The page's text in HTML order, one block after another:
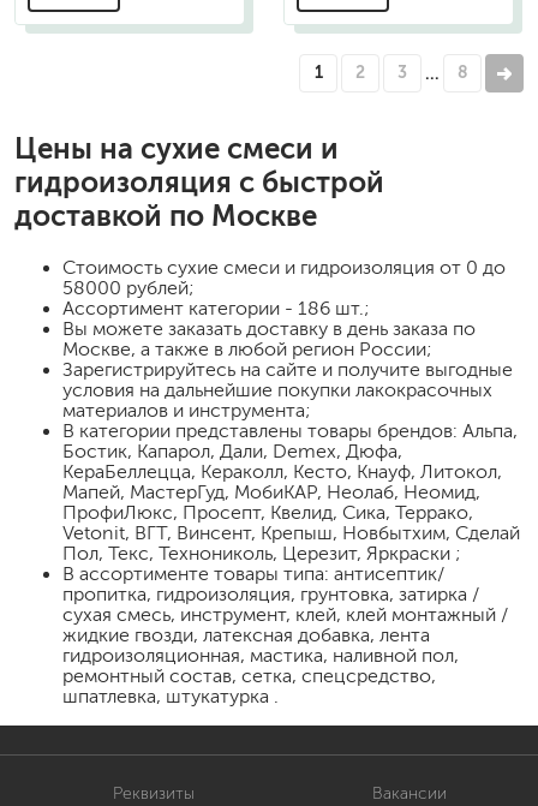
1 2 3 … 8
Цены на сухие смеси и
гидроизоляция с быстрой
доставкой по Москве
Стоимость сухие смеси и гидроизоляция от 0 до
58000 рублей;
Ассортимент категории - 186 шт.;
Вы можете заказать доставку в день заказа по
Москве, а также в любой регион России;
Зарегистрируйтесь на сайте и получите выгодные
условия на дальнейшие покупки лакокрасочных
материалов и инструмента;
В категории представлены товары брендов: Альпа,
Бостик, Капарол, Дали, Demex, Дюфа,
КераБеллецца, Кераколл, Кесто, Кнауф, Литокол,
Мапей, МастерГуд, МобиКАР, Неолаб, Неомид,
ПрофиЛюкс, Просепт, Квелид, Сика, Террако,
Vetonit, ВГТ, Винсент, Крепыш, Новбытхим, Сделай
Пол, Текс, Технониколь, Церезит, Яркраски ;
В ассортименте товары типа: антисептик/
пропитка, гидроизоляция, грунтовка, затирка /
сухая смесь, инструмент, клей, клей монтажный /
жидкие гвозди, латексная добавка, лента
гидроизоляционная, мастика, наливной пол,
ремонтный состав, сетка, спецсредство,
шпатлевка, штукатурка .
Реквизиты
Вакансии